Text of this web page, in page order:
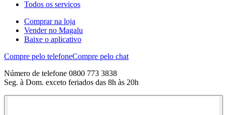
Todos os serviços
Comprar na loja
Vender no Magalu
Baixe o aplicativo
Compre pelo telefoneCompre pelo chat
Número de telefone 0800 773 3838
Seg. à Dom. exceto feriados das 8h às 20h